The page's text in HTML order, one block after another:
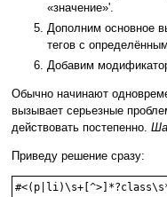
«значение»'.
Дополним основное
тегов с
Добавим
Обычно начинают
вызывает серьезные
действовать постепенно.
Приведу решение сразу: